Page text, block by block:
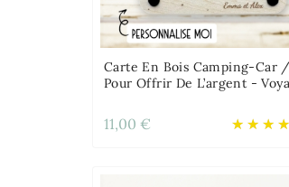
Carte En Bois Camping-Car
Pour Offrir De L’argent -
11,00 €